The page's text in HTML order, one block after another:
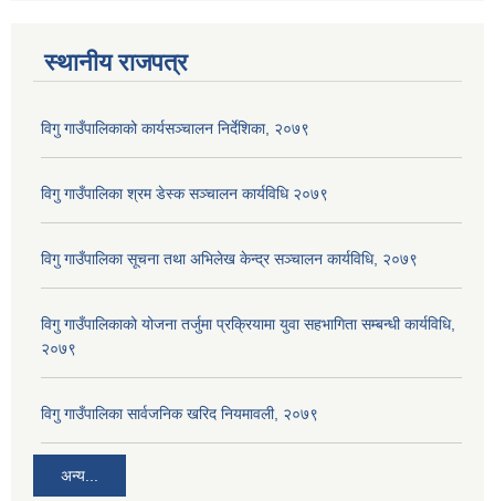
स्थानीय राजपत्र
विगु गाउँपालिकाको कार्यसञ्‍चालन निर्देशिका, २०७९
विगु गाउँपालिका श्रम डेस्क सञ्चालन कार्यविधि २०७९
विगु गाउँपालिका सूचना तथा अभिलेख केन्द्र सञ्चालन कार्यविधि, २०७९
विगु गाउँपालिकाको योजना तर्जुमा प्रक्रियामा युवा सहभागिता सम्बन्धी कार्यविधि,
२०७९
विगु गाउँपालिका सार्वजनिक खरिद नियमावली, २०७९
अन्य...